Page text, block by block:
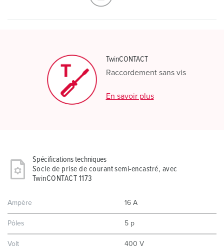
TwinCONTACT
Raccordement sans vis
En savoir plus
Spécifications techniques
Socle de prise de courant semi-encastré, avec
TwinCONTACT 1173
Ampère 16 A
Pôles 5 p
Volt 400 V